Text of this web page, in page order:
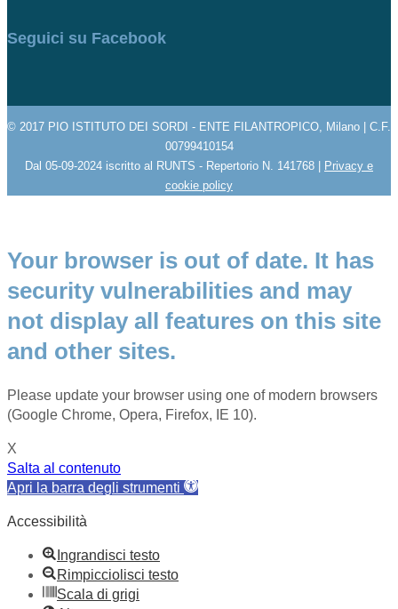
Seguici su Facebook
© 2017 PIO ISTITUTO DEI SORDI - ENTE FILANTROPICO, Milano | C.F.
00799410154
Dal 05-09-2024 iscritto al RUNTS - Repertorio N. 141768 | Privacy e
cookie policy
Your browser is out of date. It has
security vulnerabilities and may
not display all features on this site
and other sites.
Please update your browser using one of modern browsers
(Google Chrome, Opera, Firefox, IE 10).
X
Salta al contenuto
Apri la barra degli strumenti
Accessibilità
Ingrandisci testo
Rimpicciolisci testo
Scala di grigi